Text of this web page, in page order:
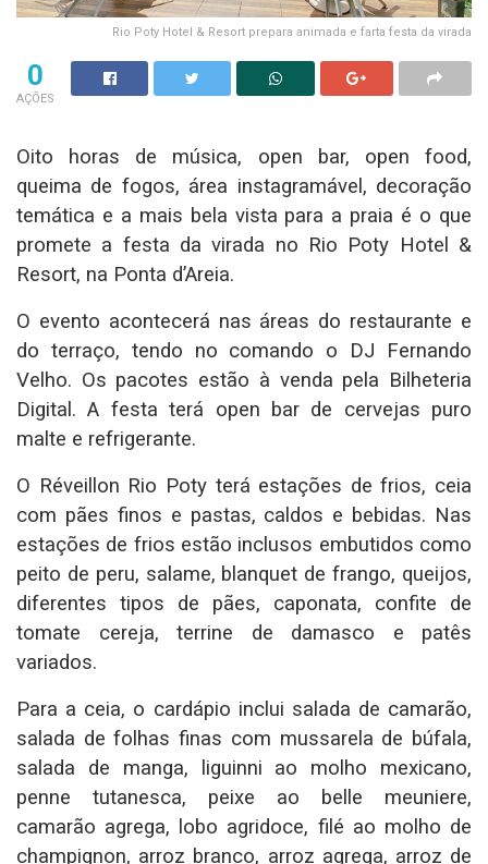
Rio Poty Hotel & Resort prepara animada e farta festa da virada
0
AÇÕES
Oito horas de música, open bar, open food,
queima de fogos, área instagramável, decoração
temática e a mais bela vista para a praia é o que
promete a festa da virada no Rio Poty Hotel &
Resort, na Ponta d’Areia.
O evento acontecerá nas áreas do restaurante e
do terraço, tendo no comando o DJ Fernando
Velho. Os pacotes estão à venda pela Bilheteria
Digital. A festa terá open bar de cervejas puro
malte e refrigerante.
O Réveillon Rio Poty terá estações de frios, ceia
com pães finos e pastas, caldos e bebidas. Nas
estações de frios estão inclusos embutidos como
peito de peru, salame, blanquet de frango, queijos,
diferentes tipos de pães, caponata, confite de
tomate cereja, terrine de damasco e patês
variados.
Para a ceia, o cardápio inclui salada de camarão,
salada de folhas finas com mussarela de búfala,
salada de manga, liguinni ao molho mexicano,
penne tutanesca, peixe ao belle meuniere,
camarão agrega, lobo agridoce, filé ao molho de
champignon, arroz branco, arroz agrega, arroz de